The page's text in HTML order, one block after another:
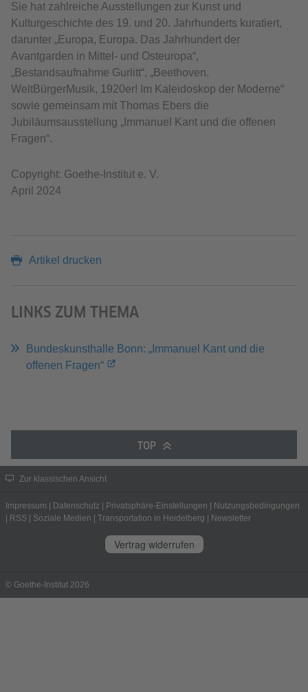
Sie hat zahlreiche Ausstellungen zur Kunst und
Kulturgeschichte des 19. und 20. Jahrhunderts kuratiert,
darunter „Europa, Europa. Das Jahrhundert der
Avantgarden in Mittel- und Osteuropa“,
„Bestandsaufnahme Gurlitt“, „Beethoven.
WeltBürgerMusik, 1920er! Im Kaleidoskop der Moderne“
sowie gemeinsam mit Thomas Ebers die
Jubiläumsausstellung „Immanuel Kant und die offenen
Fragen“.
Copyright: Goethe-Institut e. V.
April 2024
Artikel drucken
LINKS ZUM THEMA
Bundeskunsthalle Bonn: „Immanuel Kant und die
offenen Fragen“
TOP
Zur klassischen Ansicht
Impressum Datenschutz Privatsphäre-Einstellungen
Nutzungsbedingungen
RSS Soziale Medien Transportation in Heidelberg Newsletter
Vertrag widerrufen
© Goethe-Institut 2026